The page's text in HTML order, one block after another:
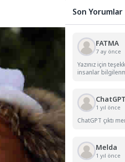
Son Yorumlar
FATMA
7 ay önce
Yazınız için
insanlar
1 yıl önce
ChatGPT çıktı
Melda
1 yıl önce